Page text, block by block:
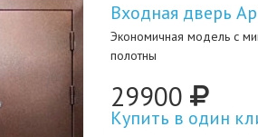
Входная дверь
Экономичная модель с
полотны
29900
Купить в один